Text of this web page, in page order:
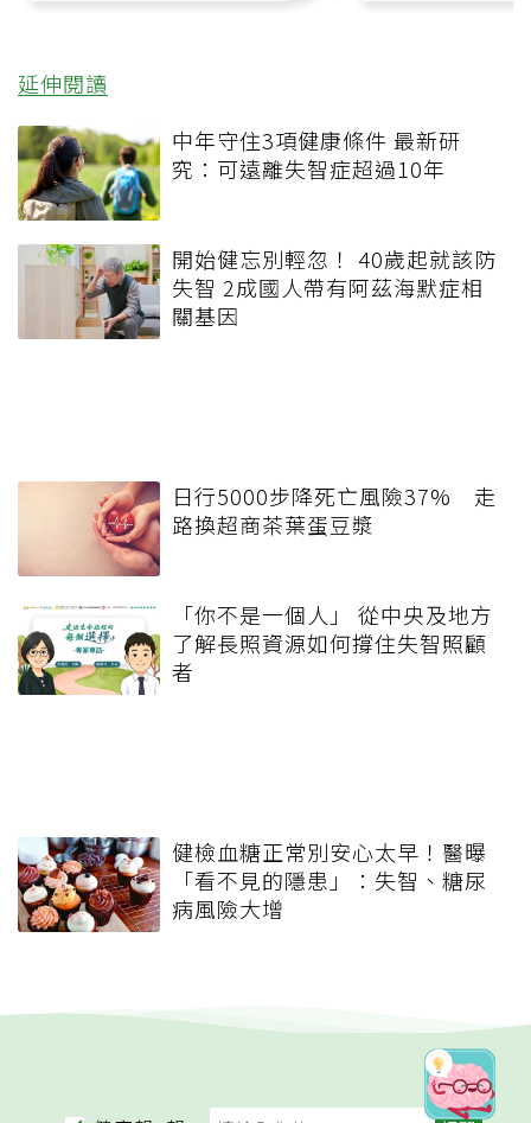
延伸閱讀
中年守住3項健康條件 最新研
究：可遠離失智症超過10年
開始健忘別輕忽！ 40歲起就該防
失智 2成國人帶有阿茲海默症相
關基因
日行5000步降死亡風險37% 走
路換超商茶葉蛋豆漿
「你不是一個人」 從中央及地方
了解長照資源如何撐住失智照顧
者
健檢血糖正常別安心太早！醫曝
「看不見的隱患」：失智、糖尿
病風險大增